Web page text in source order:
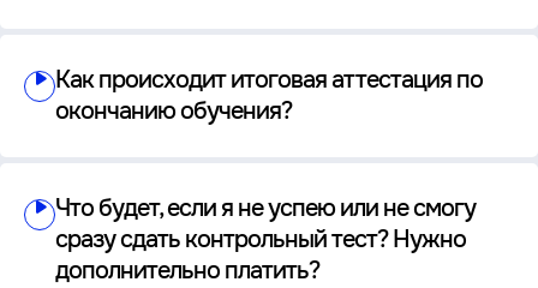
Как происходит итоговая аттестация по
окончанию обучения?
Что будет, если я не успею или не смогу
сразу сдать контрольный тест? Нужно
дополнительно платить?